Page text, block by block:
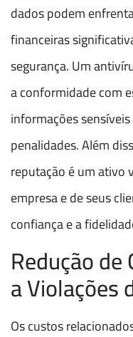
dados podem
financeiras
segurança. Um
a conformidade com
informações
penalidades. Além
reputação é um ativo
empresa e de seus
confiança e a
Redução
a Violações
Os custos